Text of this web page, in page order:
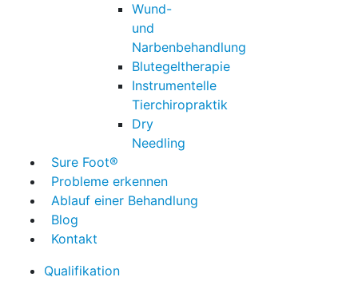
Wund-
und
Narbenbehandlung
Blutegeltherapie
Instrumentelle
Tierchiropraktik
Dry
Needling
Sure Foot®
Probleme erkennen
Ablauf einer Behandlung
Blog
Kontakt
Qualifikation